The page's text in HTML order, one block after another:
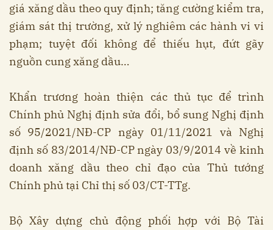
giá xăng dầu theo quy định; tăng cường kiểm tra,
giám sát thị trường, xử lý nghiêm các hành vi vi
phạm; tuyệt đối không để thiếu hụt, đứt gãy
nguồn cung xăng dầu…
Khẩn trương hoàn thiện các thủ tục để trình
Chính phủ Nghị định sửa đổi, bổ sung Nghị định
số 95/2021/NĐ-CP ngày 01/11/2021 và Nghị
định số 83/2014/NĐ-CP ngày 03/9/2014 về kinh
doanh xăng dầu theo chỉ đạo của Thủ tướng
Chính phủ tại Chỉ thị số 03/CT-TTg.
Bộ Xây dựng chủ động phối hợp với Bộ Tài